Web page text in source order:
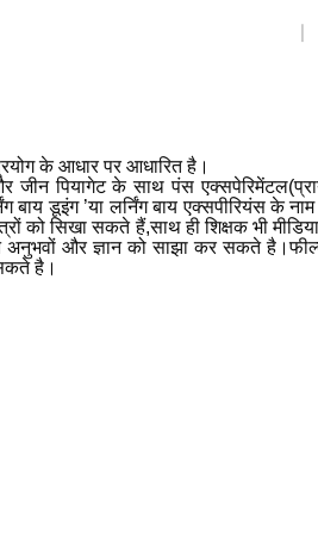
के आधार पर आधारित है।
जीन पियागेट के साथ पंस
बाय डूइंग ’या लर्निंग बाय एक्सपीरियंस के
को सिखा सकते हैं,साथ ही शिक्षक भी
अनुभवों और ज्ञान को साझा कर सकते
है।